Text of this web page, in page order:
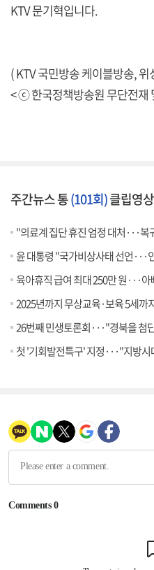
KTV 문기혁입니다.
( KTV 국민방송 케이블방송, 위
< ⓒ 한국정책방송원 무단전재
주간뉴스 통(101회)클립영상
"의료계 집단 휴진 엄정 대처···복
윤 대통령 "국가비상사태 선언···
육아휴직 급여 최대 250만 원···
2025년까지 무상교육·보육 5세까
26번째 민생토론회···"경북을 첨
첫 '기회발전특구' 지정···"지방시